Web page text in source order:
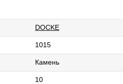
DOCKE
1015
Камень
10